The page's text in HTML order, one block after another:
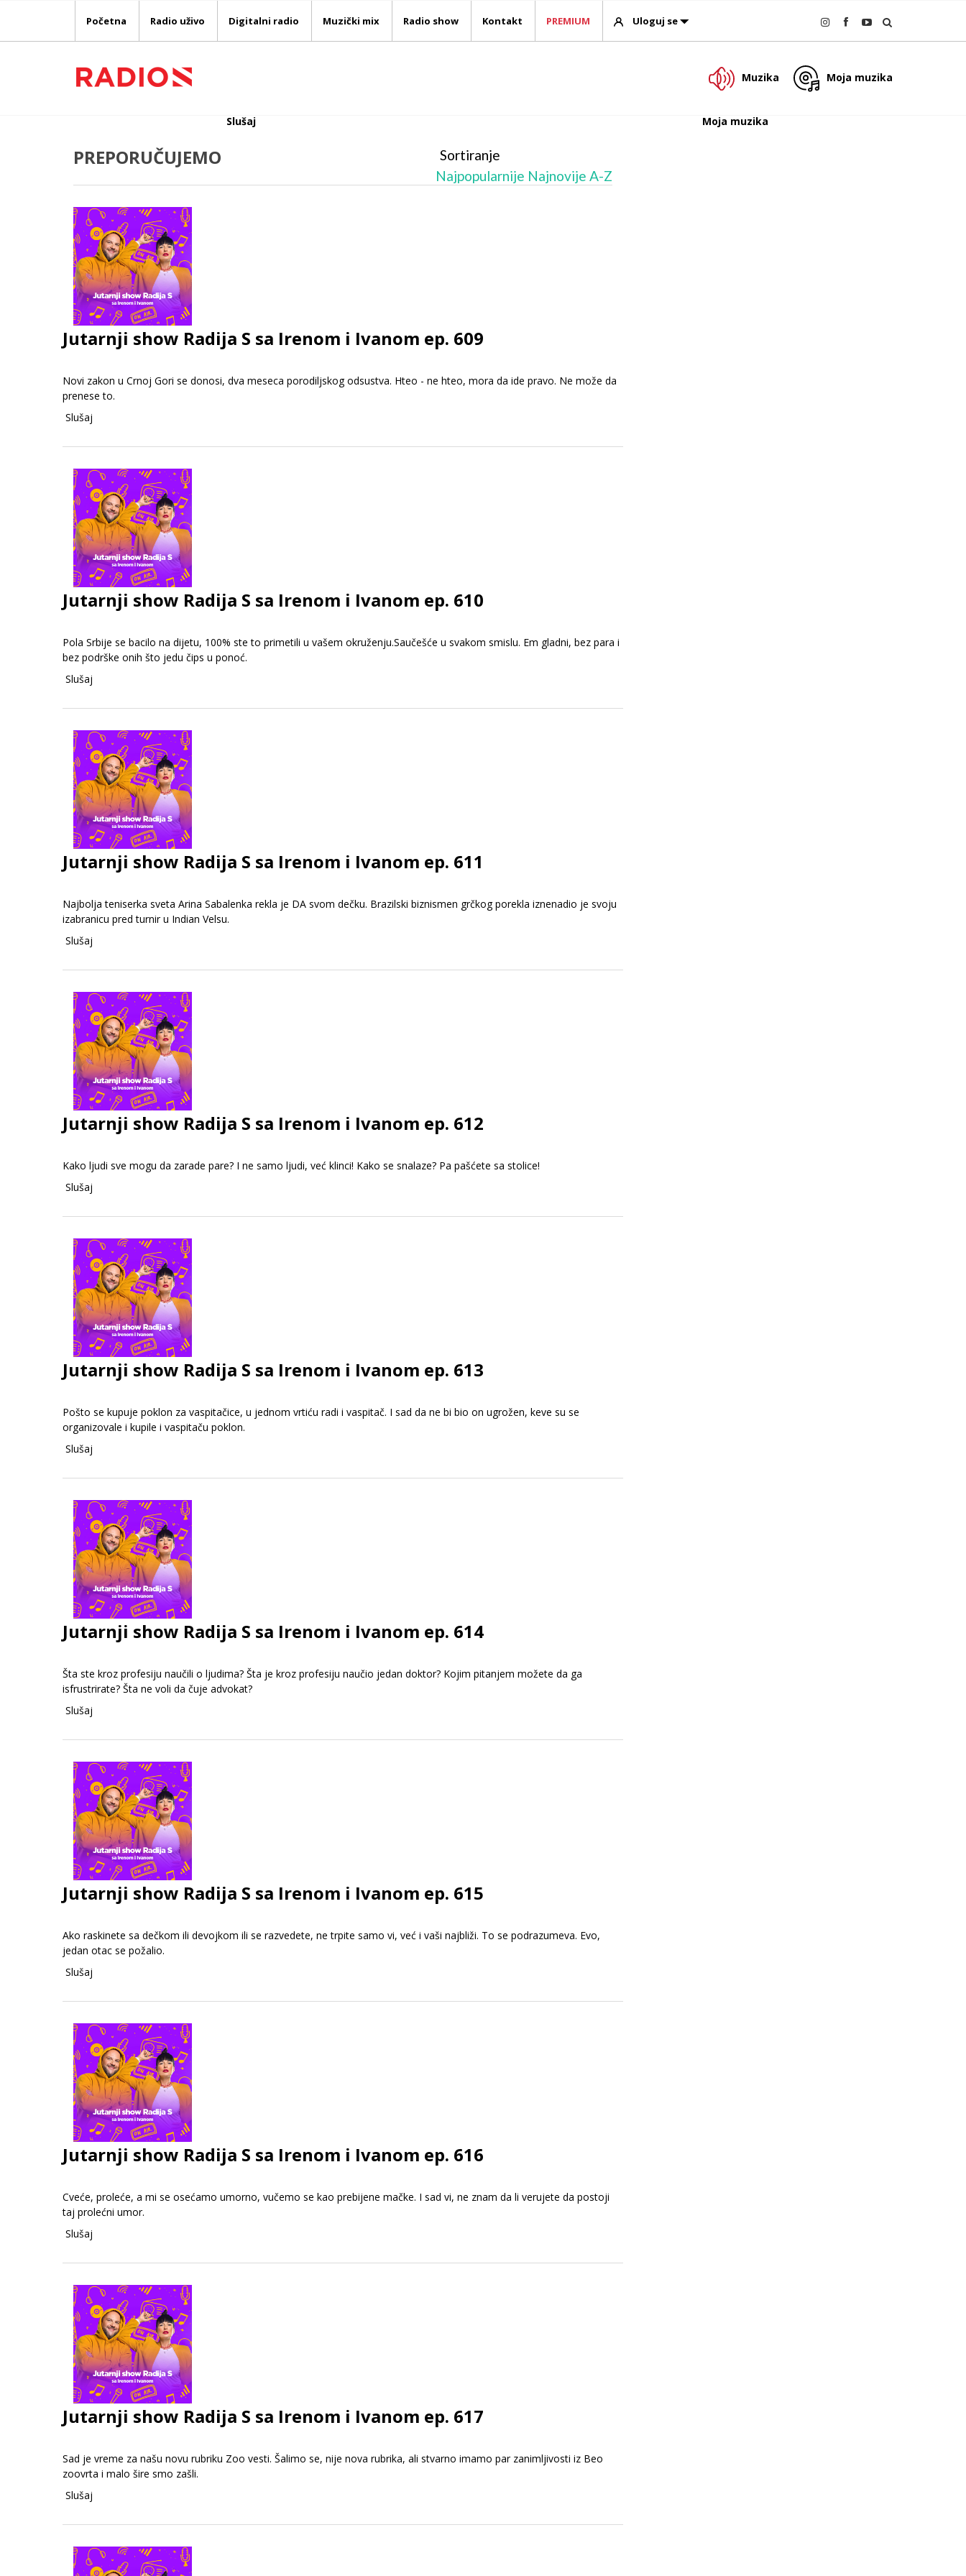
Početna Radio uživo Digitalni radio Muzički mix Radio show Kontakt PREMIUM Uloguj se
Muzika Moja muzika
Slušaj Moja muzika
PREPORUČUJEMO
Sortiranje
Najpopularnije Najnovije A-Z
Jutarnji show Radija S sa Irenom i Ivanom ep. 609
Novi zakon u Crnoj Gori se donosi, dva meseca porodiljskog odsustva. Hteo - ne hteo, mora da ide pravo. Ne može da
prenese to.
Slušaj
Jutarnji show Radija S sa Irenom i Ivanom ep. 610
Pola Srbije se bacilo na dijetu, 100% ste to primetili u vašem okruženju.Saučešće u svakom smislu. Em gladni, bez para i
bez podrške onih što jedu čips u ponoć.
Slušaj
Jutarnji show Radija S sa Irenom i Ivanom ep. 611
Najbolja teniserka sveta Arina Sabalenka rekla je DA svom dečku. Brazilski biznismen grčkog porekla iznenadio je svoju
izabranicu pred turnir u Indian Velsu.
Slušaj
Jutarnji show Radija S sa Irenom i Ivanom ep. 612
Kako ljudi sve mogu da zarade pare? I ne samo ljudi, već klinci! Kako se snalaze? Pa pašćete sa stolice!
Slušaj
Jutarnji show Radija S sa Irenom i Ivanom ep. 613
Pošto se kupuje poklon za vaspitačice, u jednom vrtiću radi i vaspitač. I sad da ne bi bio on ugrožen, keve su se
organizovale i kupile i vaspitaču poklon.
Slušaj
Jutarnji show Radija S sa Irenom i Ivanom ep. 614
Šta ste kroz profesiju naučili o ljudima? Šta je kroz profesiju naučio jedan doktor? Kojim pitanjem možete da ga
isfrustrirate? Šta ne voli da čuje advokat?
Slušaj
Jutarnji show Radija S sa Irenom i Ivanom ep. 615
Ako raskinete sa dečkom ili devojkom ili se razvedete, ne trpite samo vi, već i vaši najbliži. To se podrazumeva. Evo,
jedan otac se požalio.
Slušaj
Jutarnji show Radija S sa Irenom i Ivanom ep. 616
Cveće, proleće, a mi se osećamo umorno, vučemo se kao prebijene mačke. I sad vi, ne znam da li verujete da postoji
taj prolećni umor.
Slušaj
Jutarnji show Radija S sa Irenom i Ivanom ep. 617
Sad je vreme za našu novu rubriku Zoo vesti. Šalimo se, nije nova rubrika, ali stvarno imamo par zanimljivosti iz Beo
zoovrta i malo šire smo zašli.
Slušaj